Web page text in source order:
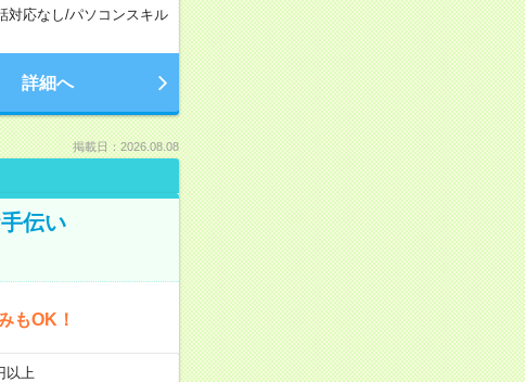
対応なし/パソコンスキル
詳細へ
掲載日：2026.08.08
伝い
もOK！
以上